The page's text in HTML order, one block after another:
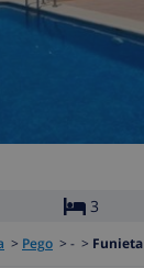
3
> Pego > - > Funieta